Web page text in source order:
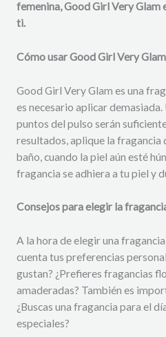
femenina, Good Girl Very Glam
ti.
Cómo usar Good Girl Very
Good Girl Very Glam es una
es necesario aplicar
puntos del pulso serán
resultados, aplique la fragancia
baño, cuando la piel aún esté
fragancia se adhiera a tu piel y
Consejos para elegir la
A la hora de elegir una
cuenta tus preferencias
gustan? ¿Prefieres fragancias
amaderadas? También es
¿Buscas una fragancia para el
especiales?